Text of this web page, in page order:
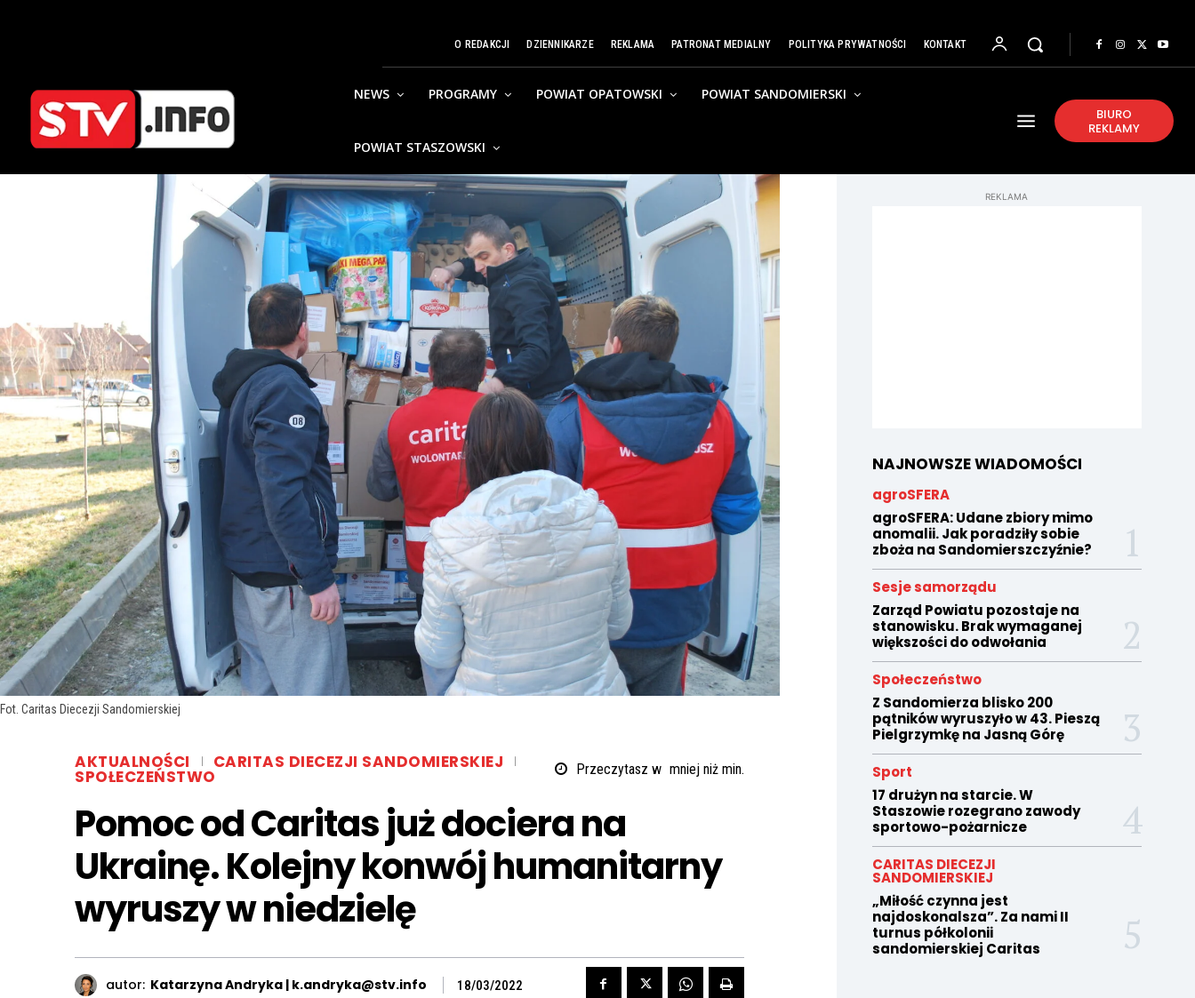
O REDAKCJI DZIENNIKARZE REKLAMA PATRONAT MEDIALNY POLITYKA PRYWATNOŚCI KONTAKT
NEWS PROGRAMY POWIAT OPATOWSKI POWIAT SANDOMIERSKI
POWIAT STASZOWSKI
BIURO
REKLAMY
Fot. Caritas Diecezji Sandomierskiej
AKTUALNOŚCI CARITAS DIECEZJI SANDOMIERSKIEJ
SPOŁECZEŃSTWO Przeczytasz w mniej niżmin.
Pomoc od Caritas już dociera na
Ukrainę. Kolejny konwój humanitarny
wyruszy w niedzielę
autor: Katarzyna Andryka | k.andryka@stv.info 18/03/2022
REKLAMA
NAJNOWSZE WIADOMOŚCI
agroSFERA
agroSFERA: Udane zbiory mimo
anomalii. Jak poradziły sobie
zboża na Sandomierszczyźnie?
Sesje samorządu
Zarząd Powiatu pozostaje na
stanowisku. Brak wymaganej
większości do odwołania
Społeczeństwo
Z Sandomierza blisko 200
pątników wyruszyło w 43. Pieszą
Pielgrzymkę na Jasną Górę
Sport
17 drużyn na starcie. W
Staszowie rozegrano zawody
sportowo-pożarnicze
CARITAS DIECEZJI
SANDOMIERSKIEJ
„Miłość czynna jest
najdoskonalsza”. Za nami II
turnus półkolonii
sandomierskiej Caritas